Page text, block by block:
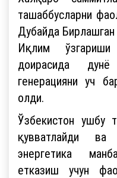
ташаббусларни
Дубайда
Иқлим ўзгариши
доирасида
генерацияни уч
олди.
Ўзбекистон ушбу
қувватлайди
энергетика
етказиш учун